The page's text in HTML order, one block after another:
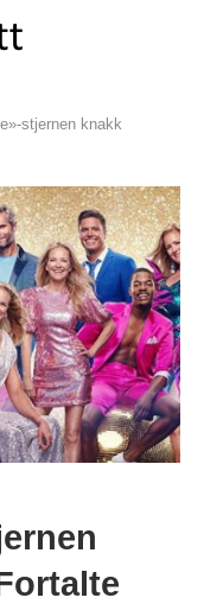
stjernen knakk